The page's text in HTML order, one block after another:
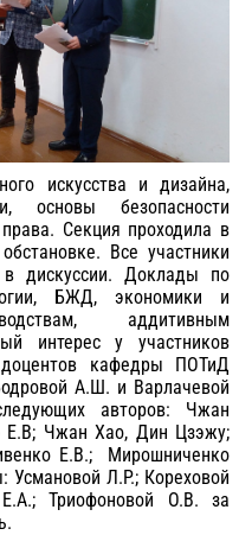
искусства и дизайна,
основы безопасности
Секция проходила в
Все участники
в дискуссии. Доклады по
БЖД, экономики и
аддитивным
интерес у участников
кафедры ПОТиД
А.Ш. и Варлачевой
авторов: Чжан
Е.В; Чжан Хао, Дин Цзэжу;
Е.В.; Мирошниченко
Л.Р.; Кореховой
Триофоновой О.В. за